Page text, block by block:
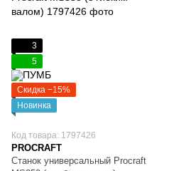
3
5
Скидка −15%
Новинка
Код товара: 1797426
PROCRAFT
Станок универсальный Procraft